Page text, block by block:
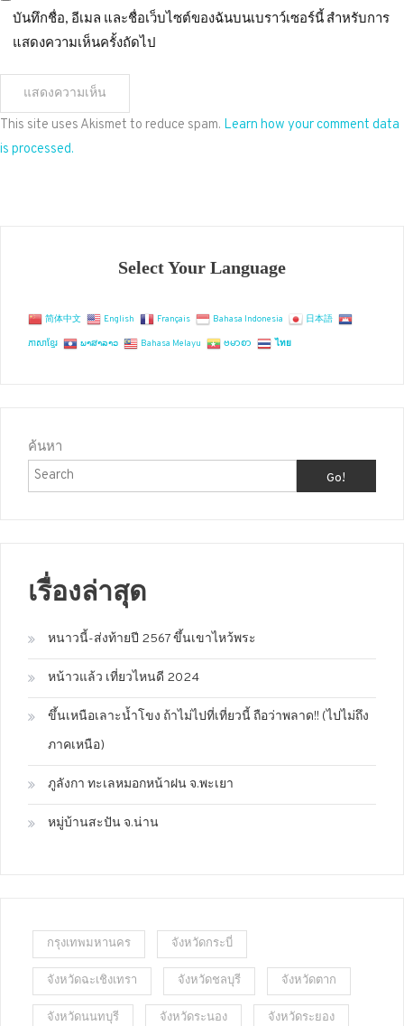
บันทึกชื่อ, อีเมล และชื่อเว็บไซต์ของฉันบนเบราว์เซอร์นี้ สำหรับการ
แสดงความเห็นครั้งถัดไป
This site uses Akismet to reduce spam. Learn how your comment data
is processed.
Select Your Language
简体中文 English Français Bahasa Indonesia 日本語
ភាសាខ្មែរ ພາສາລາວ Bahasa Melayu ဗမာစာ ไทย
ค้นหา
Go!
เรื่องล่าสุด
หนาวนี้-ส่งท้ายปี 2567 ขึ้นเขาไหว้พระ
หน้าวแล้ว เที่ยวไหนดี 2024
ขึ้นเหนือเลาะน้ำโขง ถ้าไม่ไปที่เที่ยวนี้ ถือว่าพลาด!! (ไปไม่ถึง
ภาคเหนือ)
ภูลังกา ทะเลหมอกหน้าฝน จ.พะเยา
หมู่บ้านสะปัน จ.น่าน
กรุงเทพมหานคร จังหวัดกระบี่
จังหวัดฉะเชิงเทรา จังหวัดชลบุรี จังหวัดตาก
จังหวัดนนทบุรี จังหวัดระนอง จังหวัดระยอง